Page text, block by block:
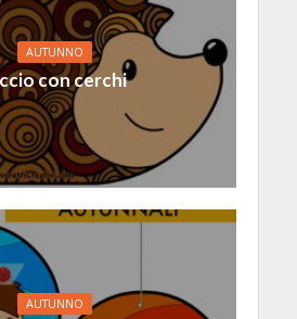
AUTUNNO
con cerchi
AUTUNNO